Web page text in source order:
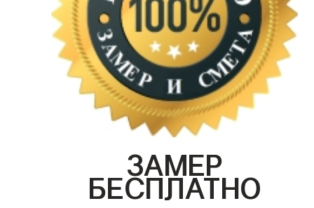
ЗАМЕР
БЕСПЛАТНО